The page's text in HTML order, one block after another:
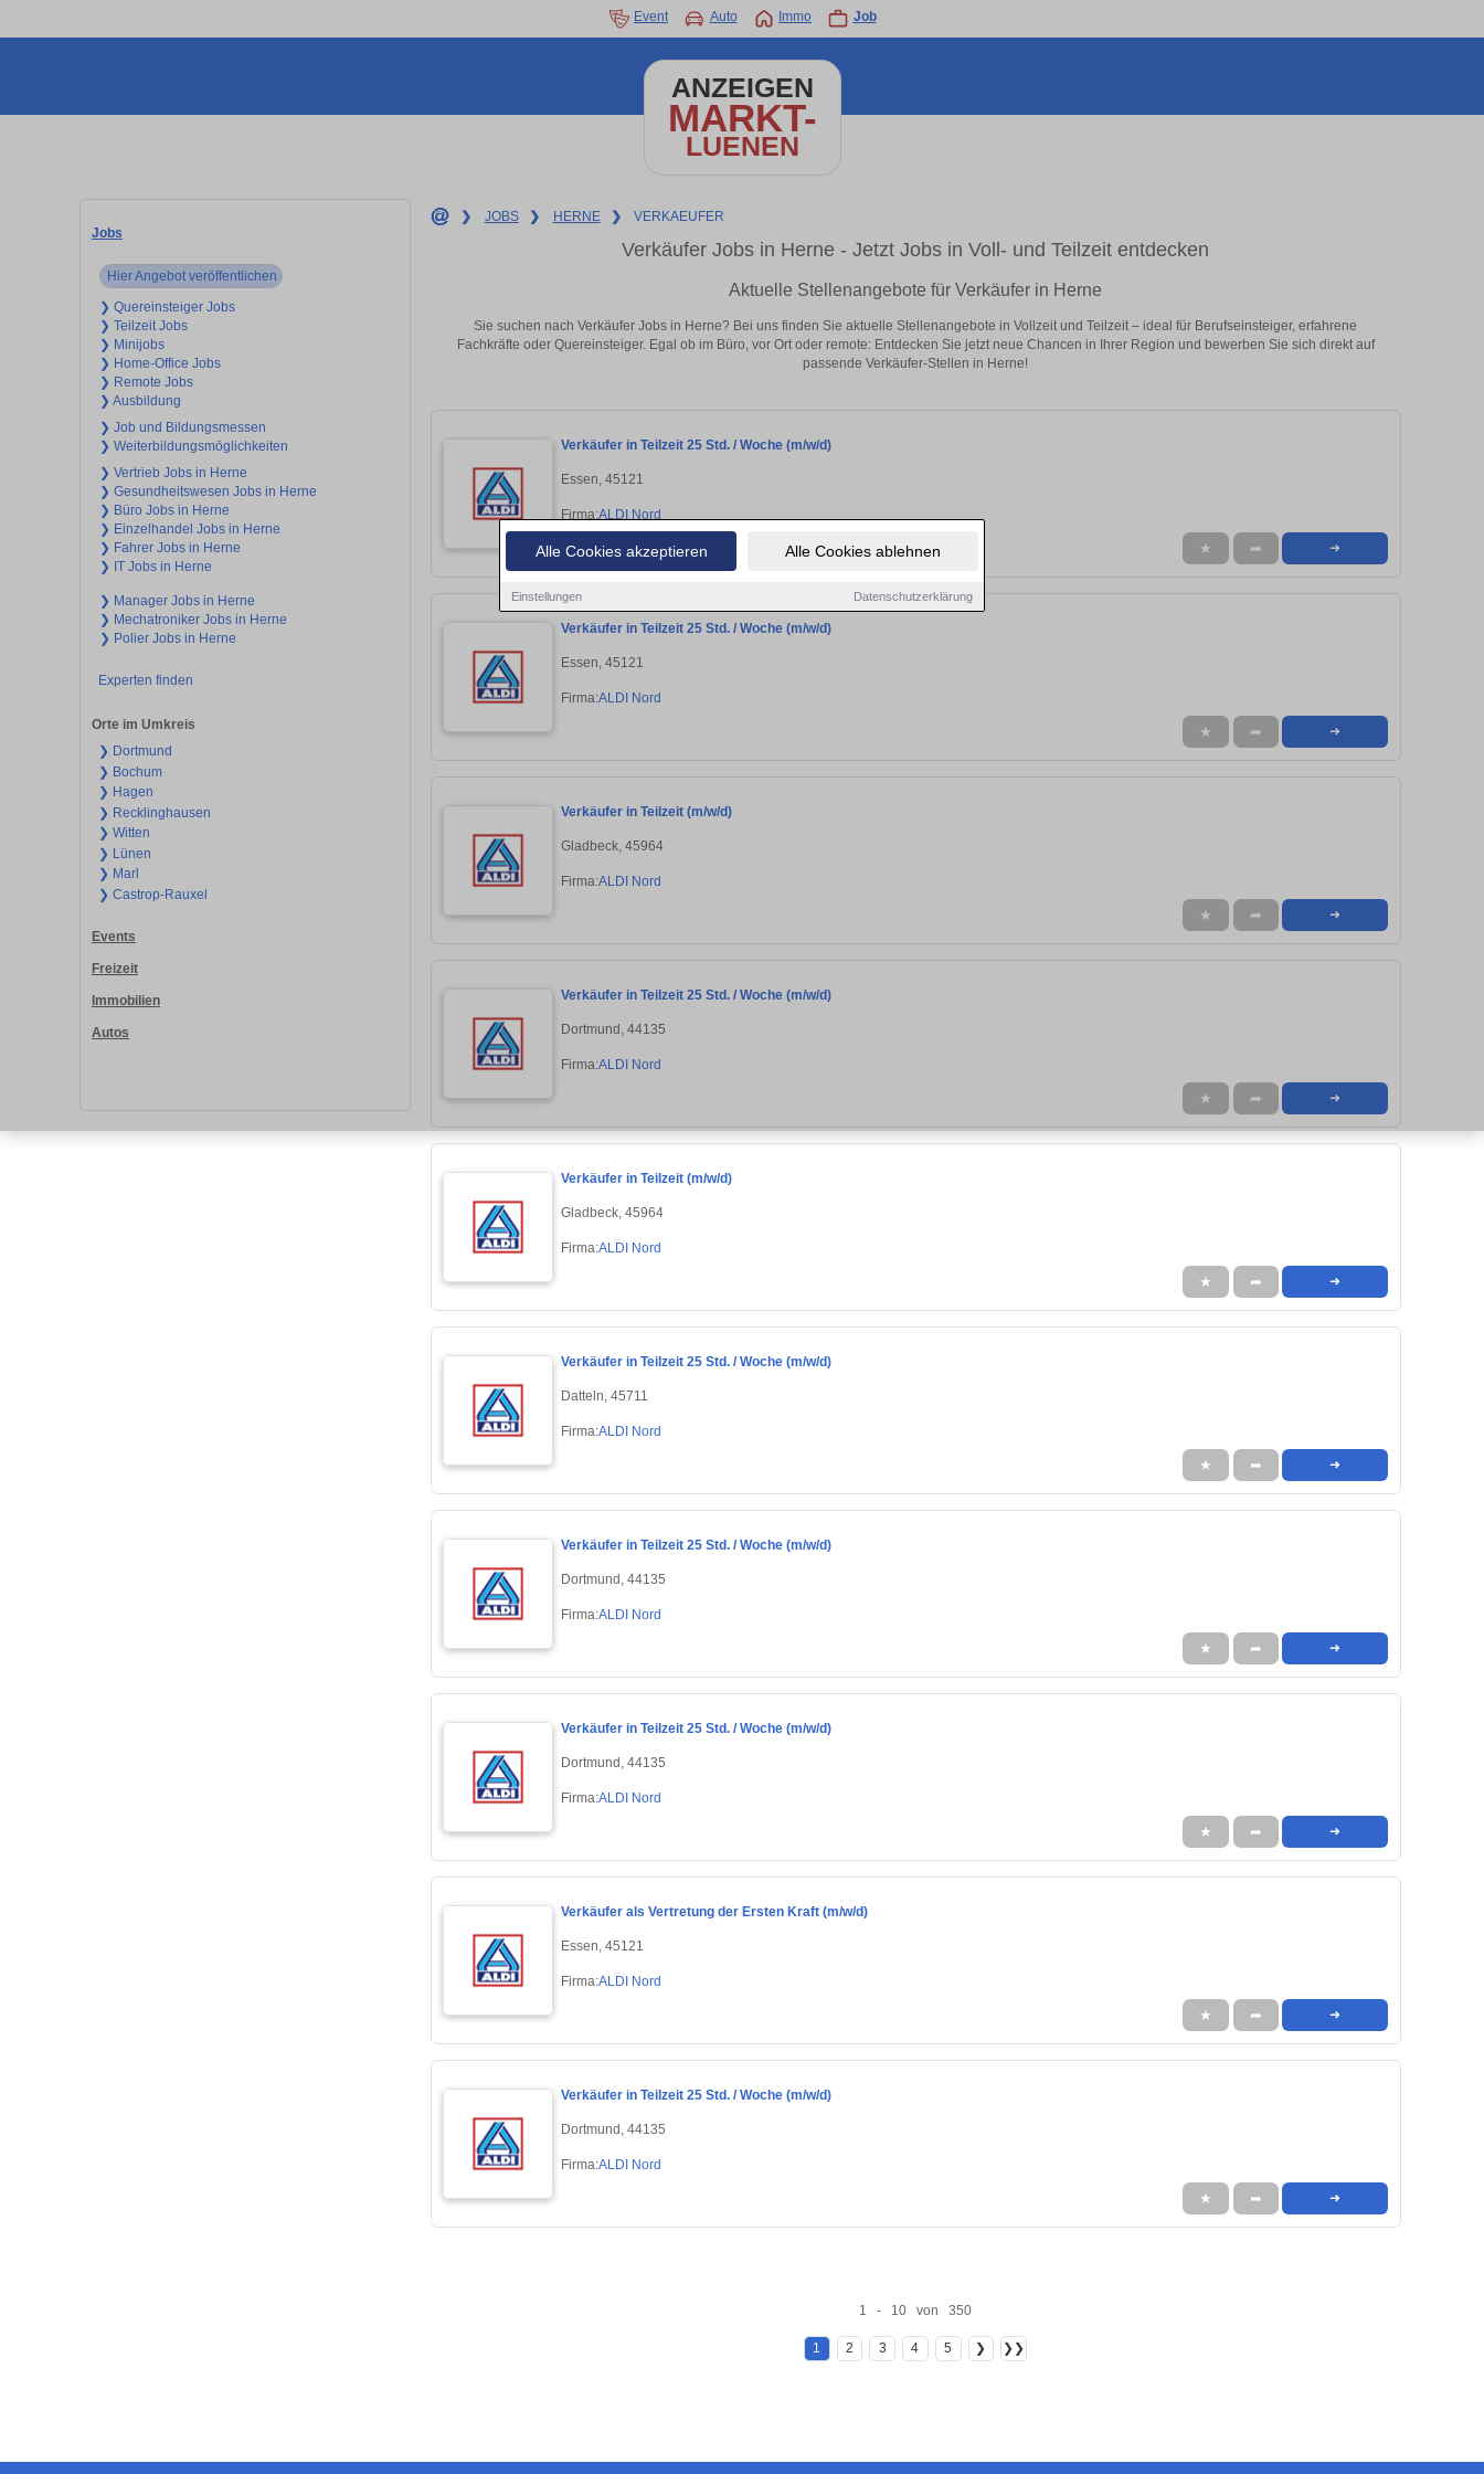
Alle Cookies akzeptieren Alle Cookies ablehnen
Einstellungen Datenschutzerklärung
Event Auto Immo Job
ANZEIGEN
MARKT-
LUENEN
Jobs
Hier Angebot veröffentlichen
❯ Quereinsteiger Jobs
❯ Teilzeit Jobs
❯ Minijobs
❯ Home-Office Jobs
❯ Remote Jobs
❯ Ausbildung
❯ Job und Bildungsmessen
❯ Weiterbildungsmöglichkeiten
❯ Vertrieb Jobs in Herne
❯ Gesundheitswesen Jobs in Herne
❯ Büro Jobs in Herne
❯ Einzelhandel Jobs in Herne
❯ Fahrer Jobs in Herne
❯ IT Jobs in Herne
❯ Manager Jobs in Herne
❯ Mechatroniker Jobs in Herne
❯ Polier Jobs in Herne
Experten finden
Orte im Umkreis
❯ Dortmund
❯ Bochum
❯ Hagen
❯ Recklinghausen
❯ Witten
❯ Lünen
❯ Marl
❯ Castrop-Rauxel
Events
Freizeit
Immobilien
Autos
❯ JOBS ❯ HERNE ❯ VERKAEUFER
Verkäufer Jobs in Herne - Jetzt Jobs in Voll- und Teilzeit entdecken
Aktuelle Stellenangebote für Verkäufer in Herne
Sie suchen nach Verkäufer Jobs in Herne? Bei uns finden Sie aktuelle Stellenangebote in Vollzeit und Teilzeit – ideal für Berufseinsteiger, erfahrene
Fachkräfte oder Quereinsteiger. Egal ob im Büro, vor Ort oder remote: Entdecken Sie jetzt neue Chancen in Ihrer Region und bewerben Sie sich direkt auf
passende Verkäufer-Stellen in Herne!
Verkäufer in Teilzeit 25 Std. / Woche (m/w/d)
Essen, 45121
Firma:ALDI Nord
★ ➦ ➜
Verkäufer in Teilzeit 25 Std. / Woche (m/w/d)
Essen, 45121
Firma:ALDI Nord
★ ➦ ➜
Verkäufer in Teilzeit (m/w/d)
Gladbeck, 45964
Firma:ALDI Nord
★ ➦ ➜
Verkäufer in Teilzeit 25 Std. / Woche (m/w/d)
Dortmund, 44135
Firma:ALDI Nord
★ ➦ ➜
Verkäufer in Teilzeit (m/w/d)
Gladbeck, 45964
Firma:ALDI Nord
★ ➦ ➜
Verkäufer in Teilzeit 25 Std. / Woche (m/w/d)
Datteln, 45711
Firma:ALDI Nord
★ ➦ ➜
Verkäufer in Teilzeit 25 Std. / Woche (m/w/d)
Dortmund, 44135
Firma:ALDI Nord
★ ➦ ➜
Verkäufer in Teilzeit 25 Std. / Woche (m/w/d)
Dortmund, 44135
Firma:ALDI Nord
★ ➦ ➜
Verkäufer als Vertretung der Ersten Kraft (m/w/d)
Essen, 45121
Firma:ALDI Nord
★ ➦ ➜
Verkäufer in Teilzeit 25 Std. / Woche (m/w/d)
Dortmund, 44135
Firma:ALDI Nord
★ ➦ ➜
1 - 10 von 350
1 2 3 4 5 ❯ ❯❯